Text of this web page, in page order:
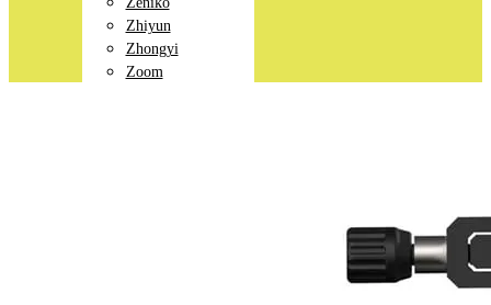
Zhiyun
Zhongyi
Zoom